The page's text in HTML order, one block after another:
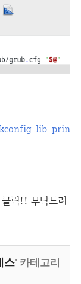
lib-prin
스' 카테고리